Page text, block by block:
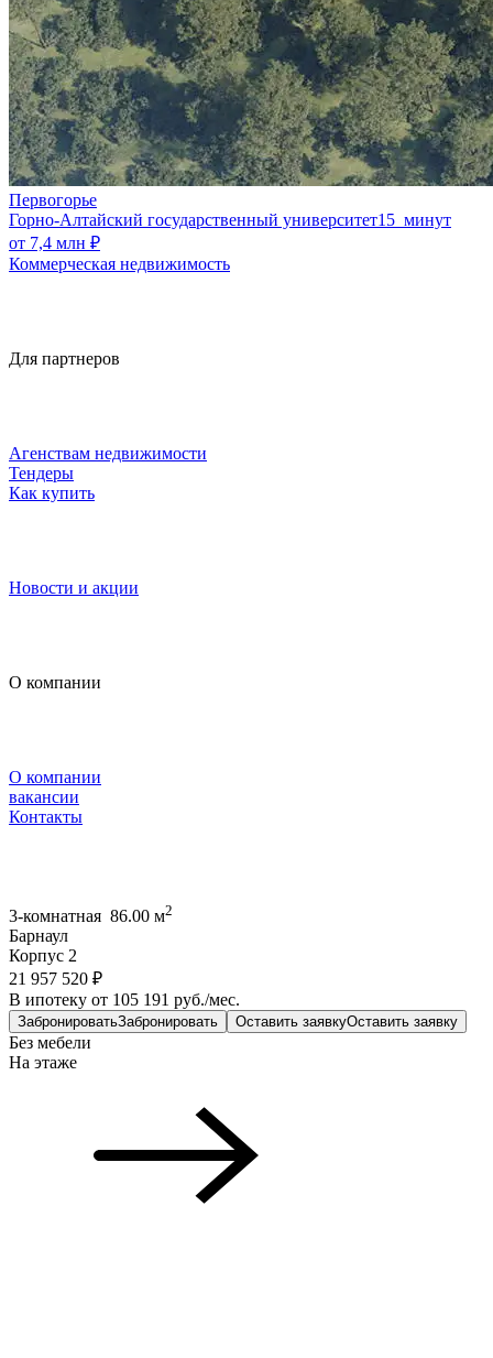
Первогорье
Горно-Алтайский государственный университет15 минут
от 7,4 млн ₽
Коммерческая недвижимость
Для партнеров
Агенствам недвижимости
Тендеры
Как купить
Новости и акции
О компании
О компании
вакансии
Контакты
3-комнатная 86.00 м2
Барнаул
Корпус 2
21 957 520 ₽
В ипотеку от 105 191 руб./мес.
ЗабронироватьЗабронировать Оставить заявкуОставить заявку
Без мебели
На этаже